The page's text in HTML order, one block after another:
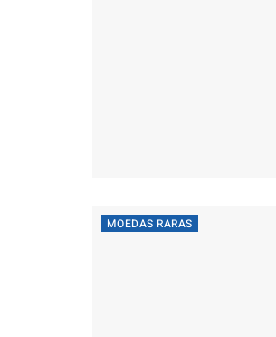
MOEDAS RARAS